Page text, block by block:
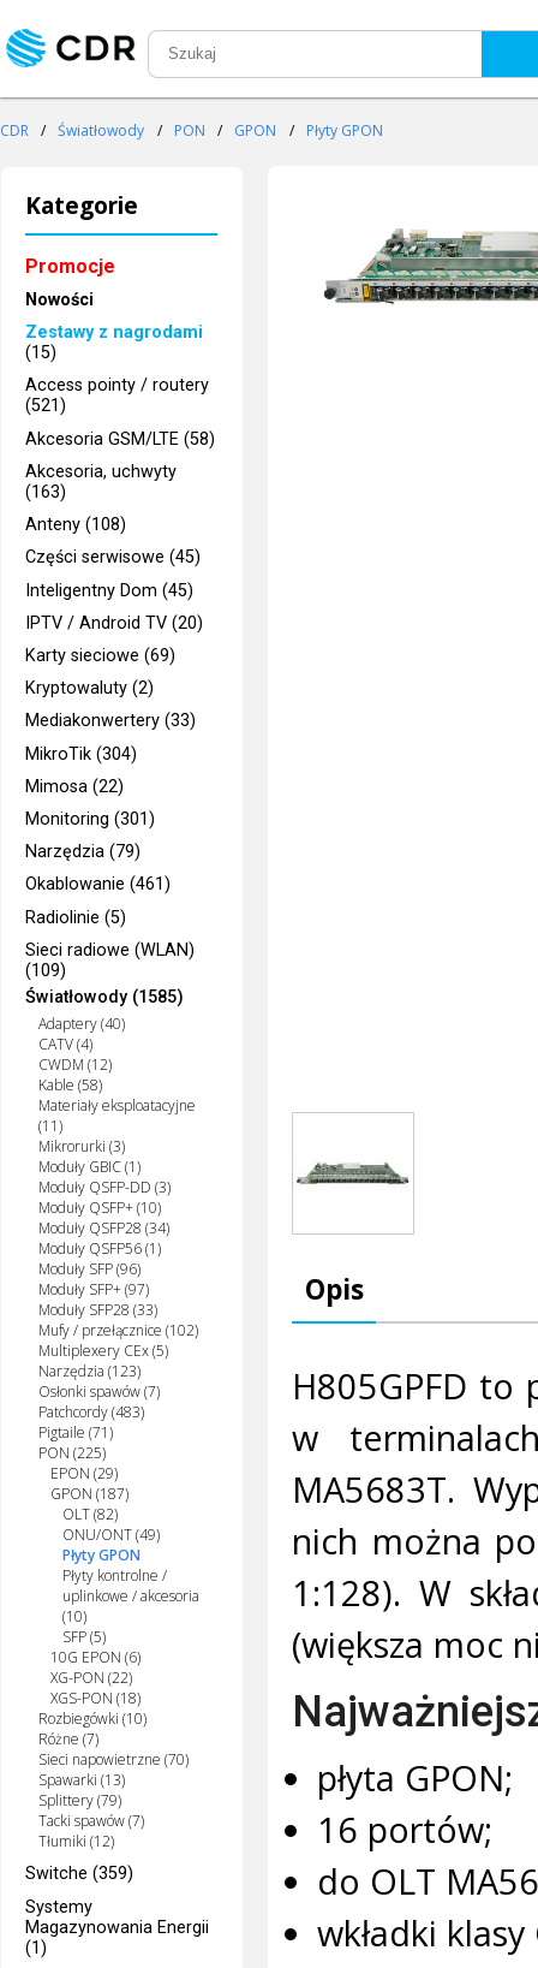
CDR / Światłowody / PON / GPON / Płyty GPON
Kategorie
Promocje
Nowości
Zestawy z nagrodami
(15)
Access pointy / routery
(521)
Akcesoria GSM/LTE (58)
Akcesoria, uchwyty
(163)
Anteny (108)
Części serwisowe (45)
Inteligentny Dom (45)
IPTV / Android TV (20)
Karty sieciowe (69)
Kryptowaluty (2)
Mediakonwertery (33)
MikroTik (304)
Mimosa (22)
Monitoring (301)
Narzędzia (79)
Okablowanie (461)
Radiolinie (5)
Sieci radiowe (WLAN)
(109)
Światłowody (1585)
Adaptery (40)
CATV (4)
CWDM (12)
Kable (58)
Materiały eksploatacyjne
(11)
Mikrorurki (3)
Moduły GBIC (1)
Moduły QSFP-DD (3)
Moduły QSFP+ (10)
Moduły QSFP28 (34)
Moduły QSFP56 (1)
Moduły SFP (96)
Moduły SFP+ (97)
Moduły SFP28 (33)
Mufy / przełącznice (102)
Multiplexery CEx (5)
Narzędzia (123)
Osłonki spawów (7)
Patchcordy (483)
Pigtaile (71)
PON (225)
EPON (29)
GPON (187)
OLT (82)
ONU/ONT (49)
Płyty GPON
Płyty kontrolne /
uplinkowe / akcesoria
(10)
SFP (5)
10G EPON (6)
XG-PON (22)
XGS-PON (18)
Rozbiegówki (10)
Różne (7)
Sieci napowietrzne (70)
Spawarki (13)
Splittery (79)
Tacki spawów (7)
Tłumiki (12)
Switche (359)
Systemy
Magazynowania Energii
(1)
Opis
H805GPFD to
w
MA5683T.
nich można
1:128). W
(większa moc
płyta GPON;
16 portów;
do OLT
wkładki